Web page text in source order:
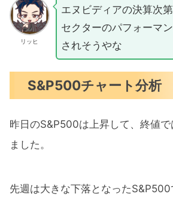
リッヒ
エヌビディアの決算次
セクターのパフォーマ
されそうやな
S&P500チャート分析
昨日のS&P500は上昇して、終値
ました。
先週は大きな下落となったS&P500